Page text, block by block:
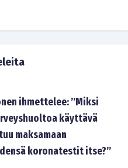
ihmettelee: ”Miksi
käyttävä
maksamaan
koronatestit itse?”